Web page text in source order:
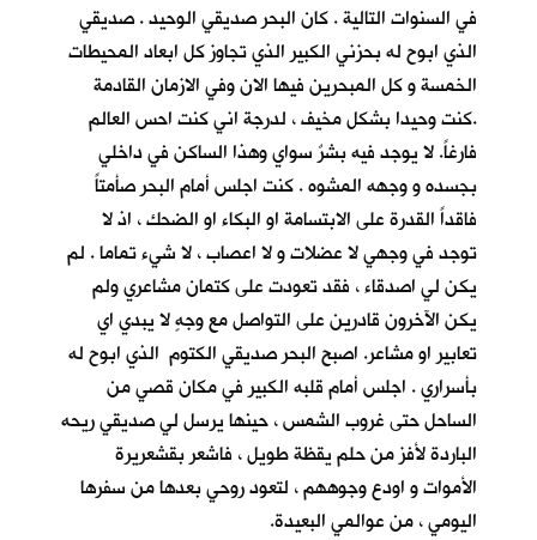
في السنوات التالية . كان البحر صديقي الوحيد . صديقي
الذي ابوح له بحزني الكبير الذي تجاوز كل ابعاد المحيطات
الخمسة و كل المبحرين فيها الان وفي الازمان القادمة
.كنت وحيدا بشكل مخيف ، لدرجة اني كنت احس العالم
فارغاً. لا يوجد فيه بشرٌ سواي وهذا الساكن في داخلي
بجسده و وجهه المشوه . كنت اجلس أمام البحر صأمتاً
فاقداً القدرة على الابتسامة او البكاء او الضحك ، اذ لا
توجد في وجهي لا عضلات و لا اعصاب ، لا شيء تماما . لم
يكن لي اصدقاء ، فقد تعودت على كتمان مشاعري ولم
يكن الآخرون قادرين على التواصل مع وجهٍ لا يبدي اي
تعابير او مشاعر. اصبح البحر صديقي الكتوم الذي ابوح له
بأسراري . اجلس أمام قلبه الكبير في مكان قصي من
الساحل حتى غروب الشمس ، حينها يرسل لي صديقي ريحه
الباردة لأفز من حلم يقظة طويل ، فاشعر بقشعريرة
الأموات و اودع وجوههم ، لتعود روحي بعدها من سفرها
اليومي ، من عوالمي البعيدة.